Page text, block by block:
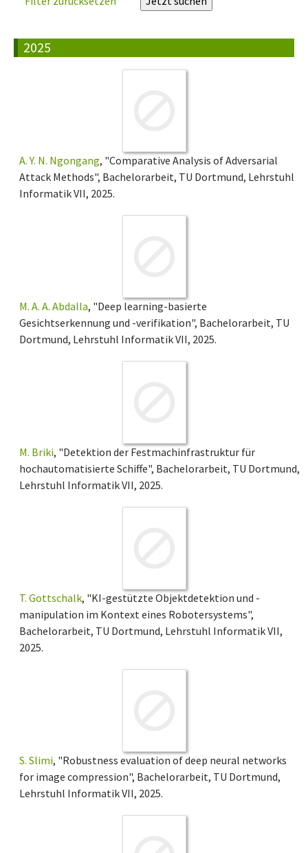
2025
A. Y. N. Ngongang, "Comparative Analysis of Adversarial
Attack Methods", Bachelorarbeit, TU Dortmund, Lehrstuhl
Informatik VII, 2025.
M. A. A. Abdalla, "Deep learning-basierte
Gesichtserkennung und -verifikation", Bachelorarbeit, TU
Dortmund, Lehrstuhl Informatik VII, 2025.
M. Briki, "Detektion der Festmachinfrastruktur für
hochautomatisierte Schiffe", Bachelorarbeit, TU Dortmund,
Lehrstuhl Informatik VII, 2025.
T. Gottschalk, "KI-gestützte Objektdetektion und -
manipulation im Kontext eines Robotersystems",
Bachelorarbeit, TU Dortmund, Lehrstuhl Informatik VII,
2025.
S. Slimi, "Robustness evaluation of deep neural networks
for image compression", Bachelorarbeit, TU Dortmund,
Lehrstuhl Informatik VII, 2025.